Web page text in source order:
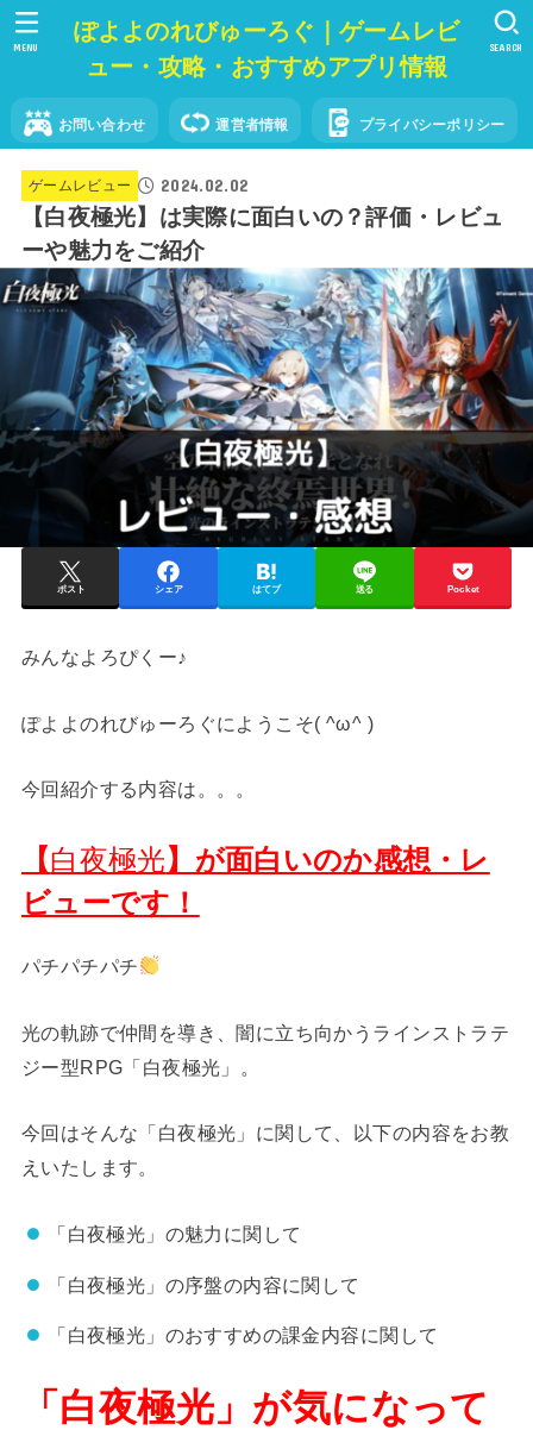
ぽよよのれびゅーろぐ｜ゲームレビ
ュー・攻略・おすすめアプリ情報
お問い合わせ 運営者情報 プライバシーポリシー
SEARCH
MENU
ゲームレビュー 2024.02.02
【白夜極光】は実際に面白いの？評価・レビュ
ーや魅力をご紹介
ポスト シェア はてブ 送る Pocket
みんなよろぴくー♪
ぽよよのれびゅーろぐにようこそ( ^ω^ )
今回紹介する内容は。。。
【白夜極光】が面白いのか感想・レ
ビューです！
パチパチパチ
光の軌跡で仲間を導き、闇に立ち向かうラインストラテ
ジー型RPG「白夜極光」。
今回はそんな「白夜極光」に関して、以下の内容をお教
えいたします。
「白夜極光」の魅力に関して
「白夜極光」の序盤の内容に関して
「白夜極光」のおすすめの課金内容に関して
「白夜極光」が気になって